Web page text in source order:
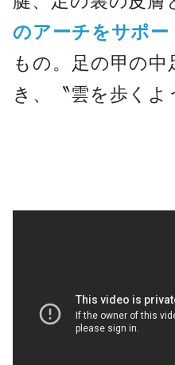
のアーチをサポ
もの。足の甲の
き、〝雲を歩く